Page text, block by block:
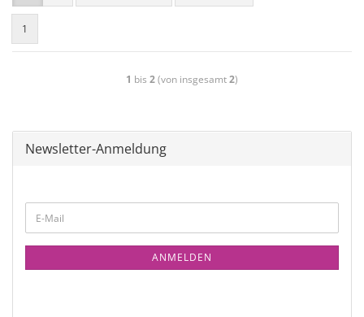
1
1 bis 2(von insgesamt2)
Newsletter-Anmeldung
ANMELDEN